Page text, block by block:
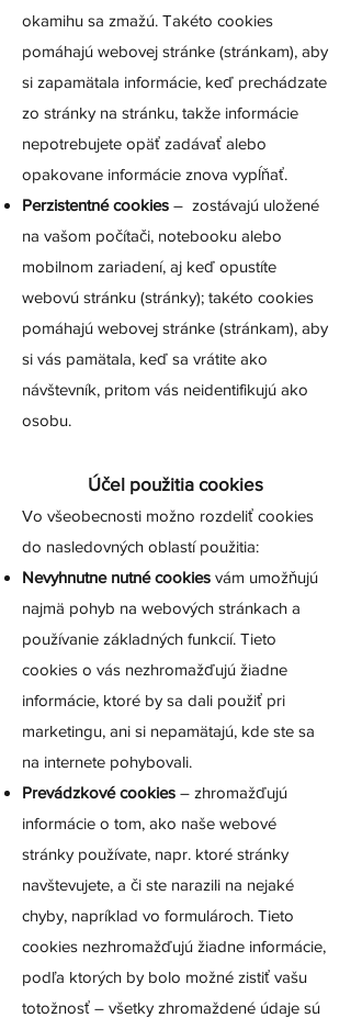
okamihu sa zmažú. Takéto cookies
pomáhajú webovej stránke (stránkam), aby
si zapamätala informácie, keď prechádzate
zo stránky na stránku, takže informácie
nepotrebujete opäť zadávať alebo
opakovane informácie znova vypĺňať.
Perzistentné cookies – zostávajú uložené
na vašom počítači, notebooku alebo
mobilnom zariadení, aj keď opustíte
webovú stránku (stránky); takéto cookies
pomáhajú webovej stránke (stránkam), aby
si vás pamätala, keď sa vrátite ako
návštevník, pritom vás neidentifikujú ako
osobu.
Účel použitia cookies
Vo všeobecnosti možno rozdeliť cookies
do nasledovných oblastí použitia:
Nevyhnutne nutné cookies vám umožňujú
najmä pohyb na webových stránkach a
používanie základných funkcií. Tieto
cookies o vás nezhromažďujú žiadne
informácie, ktoré by sa dali použiť pri
marketingu, ani si nepamätajú, kde ste sa
na internete pohybovali.
Prevádzkové cookies – zhromažďujú
informácie o tom, ako naše webové
stránky používate, napr. ktoré stránky
navštevujete, a či ste narazili na nejaké
chyby, napríklad vo formulároch. Tieto
cookies nezhromažďujú žiadne informácie,
podľa ktorých by bolo možné zistiť vašu
totožnosť – všetky zhromaždené údaje sú